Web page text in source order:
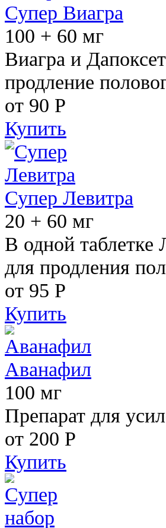
Супер Виагра
100 + 60 мг
Виагра и
продление
от 90 Р
Купить
Супер Левитра
20 + 60 мг
В одной таблетке
для продления
от 95 Р
Купить
Аванафил
100 мг
Препарат для
от 200 Р
Купить